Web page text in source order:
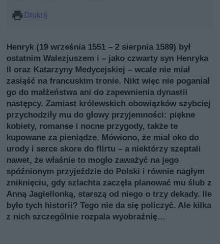
Drukuj
Henryk (19 września 1551 – 2 sierpnia 1589) był
ostatnim Walezjuszem i – jako czwarty syn Henryka
II oraz Katarzyny Medycejskiej – wcale nie miał
zasiąść na francuskim tronie. Nikt więc nie poganiał
go do małżeństwa ani do zapewnienia dynastii
następcy. Zamiast królewskich obowiązków szybciej
przychodziły mu do głowy przyjemności: piękne
kobiety, romanse i nocne przygody, także te
kupowane za pieniądze. Mówiono, że miał oko do
urody i serce skore do flirtu – a niektórzy szeptali
nawet, że właśnie to mogło zaważyć na jego
spóźnionym przyjeździe do Polski i równie nagłym
zniknięciu, gdy szlachta zaczęła planować mu ślub z
Anną Jagiellonką, starszą od niego o trzy dekady. Ile
było tych historii? Tego nie da się policzyć. Ale kilka
z nich szczególnie rozpala wyobraźnię…